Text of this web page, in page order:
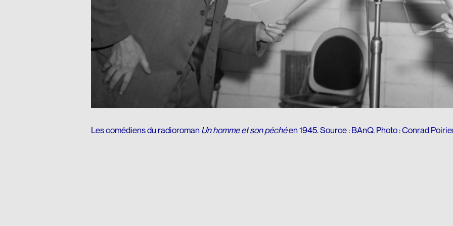
Les comédiens du radioroman Un homme et son péchéen 1945. Source : BAnQ. Photo : Conrad